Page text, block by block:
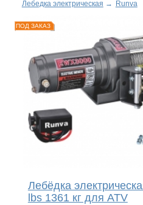
Лебедка электрическая → Runva
ПОД ЗАКАЗ
Лебёдка
lbs 1361 кг для ATV